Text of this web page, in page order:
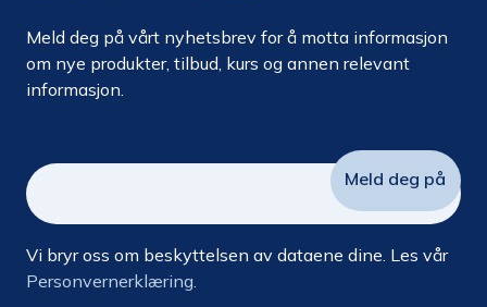
Meld deg på vårt nyhetsbrev for å motta informasjon
om nye produkter, tilbud, kurs og annen relevant
informasjon.
Vi bryr oss om beskyttelsen av dataene dine. Les vår
Personvernerklæring.